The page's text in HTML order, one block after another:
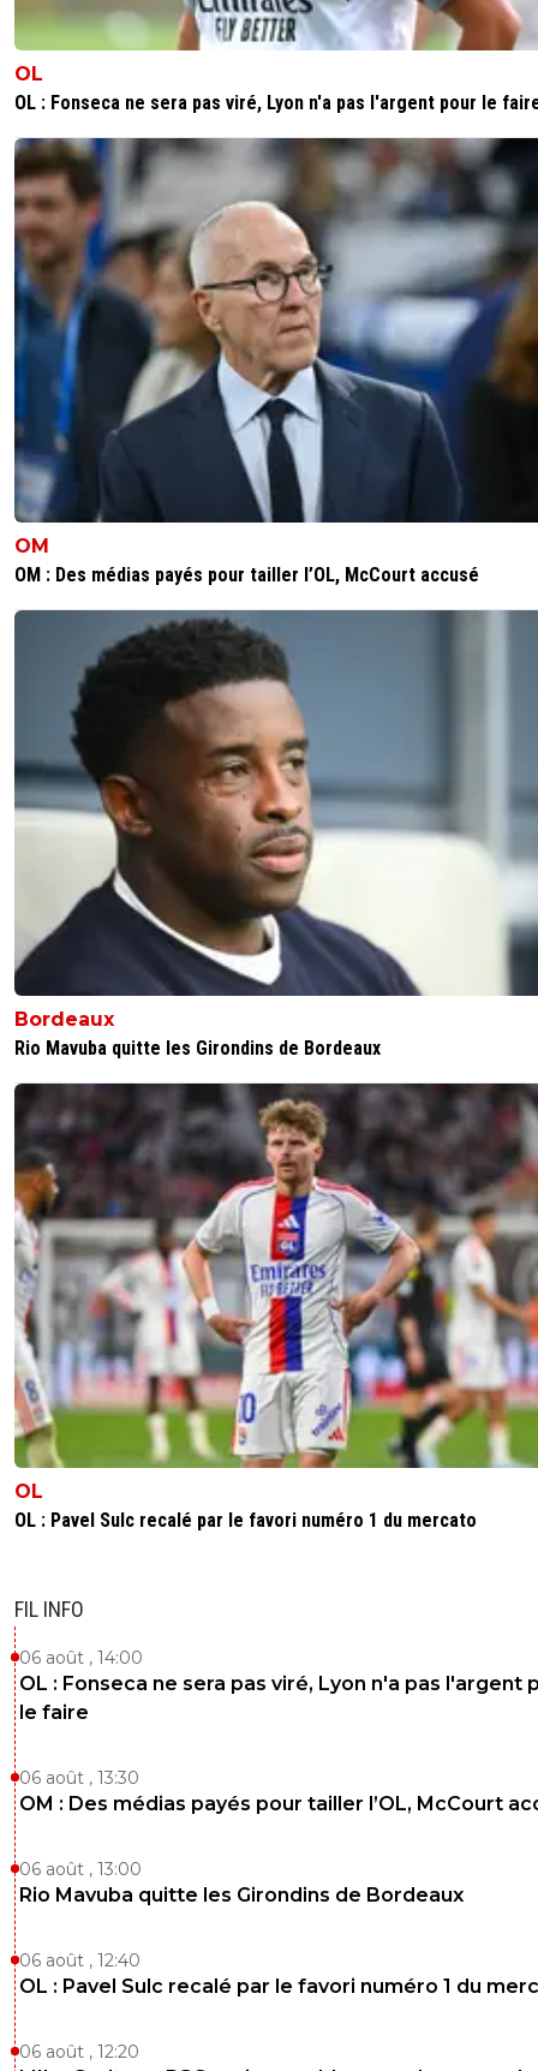
fanch-ol 08 septembre 2025 à 17:25 5
OL
OL : Fonseca ne sera pas viré, Lyon n'a pas l'argent pour le
OM
OM : Des médias payés pour tailler l’OL, McCourt accusé
Bordeaux
Rio Mavuba quitte les Girondins de Bordeaux
OL
OL : Pavel Sulc recalé par le favori numéro 1 du mercato
FIL INFO
06 août , 14:00
OL : Fonseca ne sera pas viré, Lyon n'a pas l'argent
le faire
06 août , 13:30
OM : Des médias payés pour tailler l’OL, McCourt
06 août , 13:00
Rio Mavuba quitte les Girondins de Bordeaux
06 août , 12:40
OL : Pavel Sulc recalé par le favori numéro 1 du
06 août , 12:20